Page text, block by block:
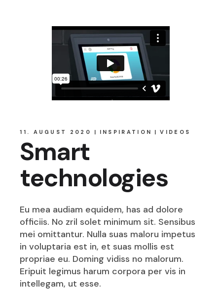
11. AUGUST 2020 INSPIRATION VIDEOS
Smart
technologies
Eu mea audiam equidem, has ad dolore
officiis. No zril solet minimum sit. Sensibus
mei omittantur. Nulla suas maloru impetus
in voluptaria est in, et suas mollis est
propriae eu. Doming vidiss no malorum.
Eripuit legimus harum corpora per vis in
intellegam, ut esse.